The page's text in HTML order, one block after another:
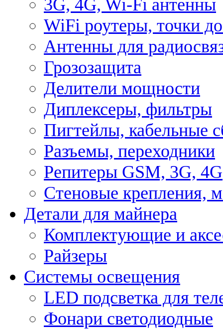
3G, 4G, Wi-Fi антенны
WiFi роутеры, точки
Антенны для
Грозозащита
Делители мощности
Диплексеры, фильтры
Пигтейлы, кабельные
Разъемы, переходники
Репитеры GSM, 3G, 4G
Стеновые крепления,
Детали для майнера
Комплектующие и
Райзеры
Системы освещения
LED подсветка для
Фонари светодиодные